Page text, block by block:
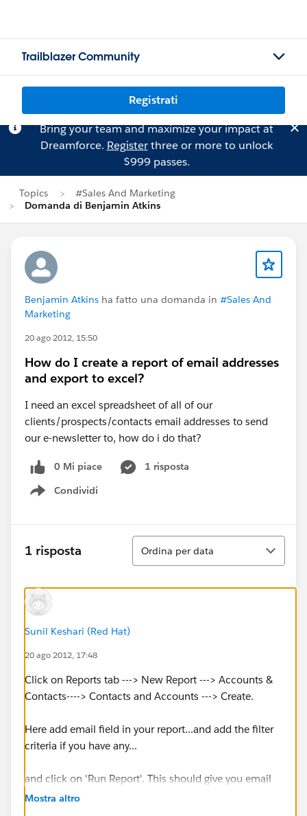
Trailblazer Community
Registrati
Bring your team and maximize your impact at
Dreamforce. Registerthree or more to unlock
$999 passes.
Topics
#Sales And Marketing
Domanda di Benjamin Atkins
Benjamin Atkins ha fatto una domanda in #Sales And
Marketing
20 ago 2012, 15:50
How do I create a report of email addresses
and export to excel?
I need an excel spreadsheet of all of our
clients/prospects/contacts email addresses to send
our e-newsletter to, how do i do that?
0 Mi piace
1 risposta
Condividi
Show menu
1 risposta
Ordina
Ordina per data
Sunil Keshari (Red Hat)
20 ago 2012, 17:48
Click on Reports tab ---> New Report ---> Accounts &
Contacts----> Contacts and Accounts ---> Create.
Here add email field in your report...and add the filter
criteria if you have any...
and click on 'Run Report'. This should give you email
of all the contacts available. Now click on 'Export
Mostra altro